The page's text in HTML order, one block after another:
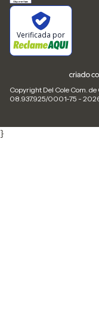
Verificada por
Copyright Del Cole Com.
08.937.925/0001-75 -
}